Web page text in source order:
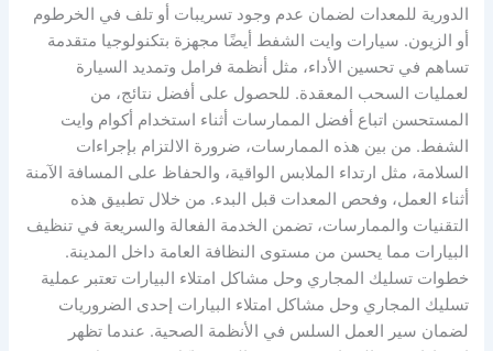
الدورية للمعدات لضمان عدم وجود تسريبات أو تلف في الخرطوم
أو الزيون. سيارات وايت الشفط أيضًا مجهزة بتكنولوجيا متقدمة
تساهم في تحسين الأداء، مثل أنظمة فرامل وتمديد السيارة
لعمليات السحب المعقدة. للحصول على أفضل نتائج، من
المستحسن اتباع أفضل الممارسات أثناء استخدام أكوام وايت
الشفط. من بين هذه الممارسات، ضرورة الالتزام بإجراءات
السلامة، مثل ارتداء الملابس الواقية، والحفاظ على المسافة الآمنة
أثناء العمل، وفحص المعدات قبل البدء. من خلال تطبيق هذه
التقنيات والممارسات، تضمن الخدمة الفعالة والسريعة في تنظيف
البيارات مما يحسن من مستوى النظافة العامة داخل المدينة.
خطوات تسليك المجاري وحل مشاكل امتلاء البيارات تعتبر عملية
تسليك المجاري وحل مشاكل امتلاء البيارات إحدى الضروريات
لضمان سير العمل السلس في الأنظمة الصحية. عندما تظهر